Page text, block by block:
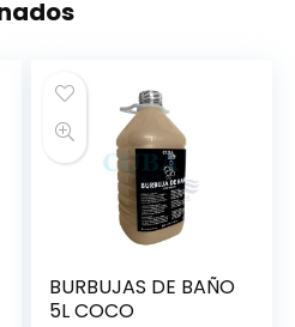
BURBUJAS DE BAÑO
5L COCO